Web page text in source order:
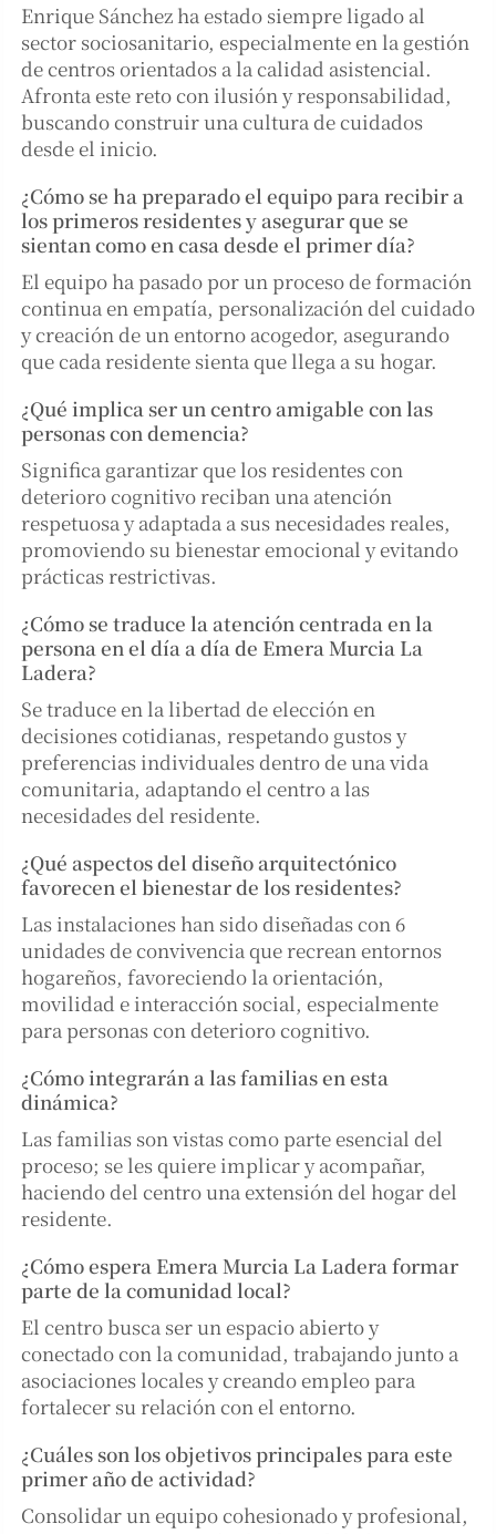
Enrique Sánchez ha estado siempre ligado al
sector sociosanitario, especialmente en la gestión
de centros orientados a la calidad asistencial.
Afronta este reto con ilusión y responsabilidad,
buscando construir una cultura de cuidados
desde el inicio.
¿Cómo se ha preparado el equipo para recibir a
los primeros residentes y asegurar que se
sientan como en casa desde el primer día?
El equipo ha pasado por un proceso de formación
continua en empatía, personalización del cuidado
y creación de un entorno acogedor, asegurando
que cada residente sienta que llega a su hogar.
¿Qué implica ser un centro amigable con las
personas con demencia?
Significa garantizar que los residentes con
deterioro cognitivo reciban una atención
respetuosa y adaptada a sus necesidades reales,
promoviendo su bienestar emocional y evitando
prácticas restrictivas.
¿Cómo se traduce la atención centrada en la
persona en el día a día de Emera Murcia La
Ladera?
Se traduce en la libertad de elección en
decisiones cotidianas, respetando gustos y
preferencias individuales dentro de una vida
comunitaria, adaptando el centro a las
necesidades del residente.
¿Qué aspectos del diseño arquitectónico
favorecen el bienestar de los residentes?
Las instalaciones han sido diseñadas con 6
unidades de convivencia que recrean entornos
hogareños, favoreciendo la orientación,
movilidad e interacción social, especialmente
para personas con deterioro cognitivo.
¿Cómo integrarán a las familias en esta
dinámica?
Las familias son vistas como parte esencial del
proceso; se les quiere implicar y acompañar,
haciendo del centro una extensión del hogar del
residente.
¿Cómo espera Emera Murcia La Ladera formar
parte de la comunidad local?
El centro busca ser un espacio abierto y
conectado con la comunidad, trabajando junto a
asociaciones locales y creando empleo para
fortalecer su relación con el entorno.
¿Cuáles son los objetivos principales para este
primer año de actividad?
Consolidar un equipo cohesionado y profesional,